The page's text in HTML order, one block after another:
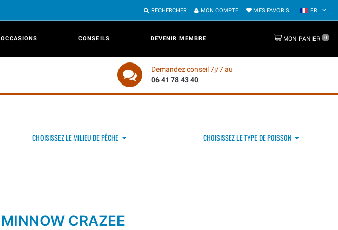
RECHERCHER MON COMPTE MES FAVORIS FR
OCCASIONS CONSEILS DEVENIR MEMBRE MON PANIER 0
Demandez conseil 7j/7 au
06 41 78 43 40
CHOISISSEZ LE MILIEU DE PÊCHE CHOISISSEZ LE TYPE DE POISSON
MINNOW CRAZEE